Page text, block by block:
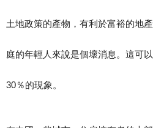
土地政策的產物，有利於富裕的地
庭的年輕人來說是個壞消息。這可
30％的現象。